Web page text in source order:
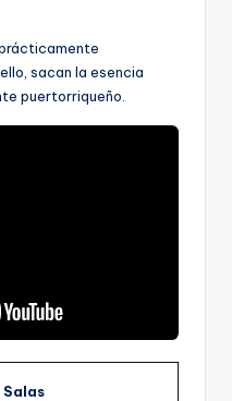
sacan la esencia
puertorriqueño.
Salas